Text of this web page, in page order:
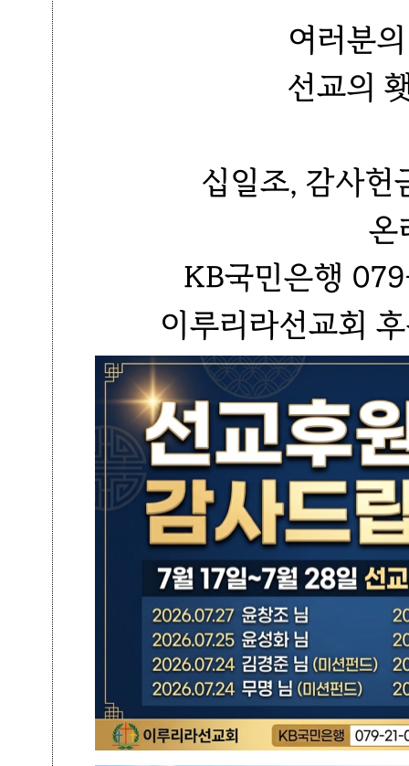
여러분
선교의
십일조, 감사헌
온
KB국민은행
이루리라선교회